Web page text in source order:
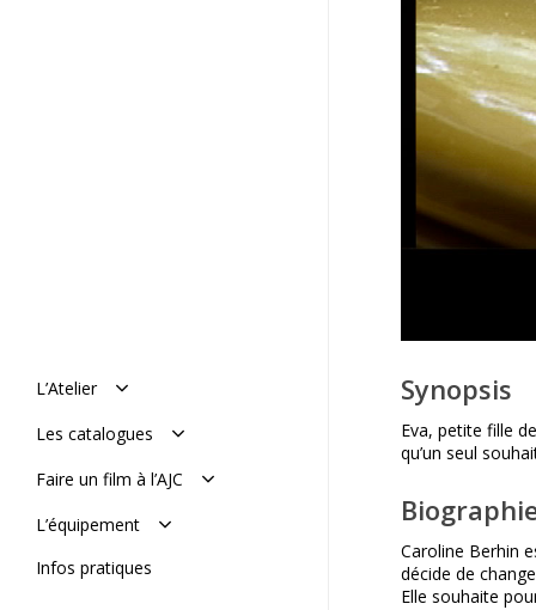
L’Atelier
Manifeste
Histoire : de 1977 à aujourd’hui
L’équipe
Mémoires de l’AJC
Les catalogues
Le catalogue en ligne
Le catalogue vimeo
Faire un film à l’AJC
Soumettre un projet
L’équipement
De tournage
De post-production
Infos pratiques
Synopsis
Eva, petite fille
qu’un seul
Caroline Berhin
décide de
Elle souhaite